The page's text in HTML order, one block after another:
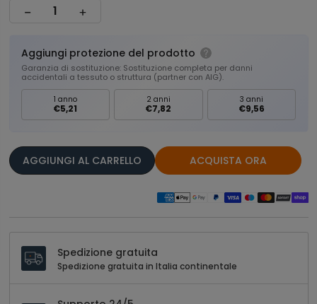
Aggiungi protezione del prodotto
Garanzia di sostituzione: Sostituzione completa per danni
accidentali a tessuto o struttura (partner con AIG).
1 anno
€5,21
2 anni
€7,82
3 anni
€9,56
AGGIUNGI AL CARRELLO ACQUISTA ORA
Spedizione gratuita
Spedizione gratuita in Italia continentale